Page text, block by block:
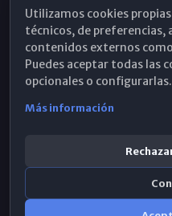
Utilizamos cookies
técnicos, de
contenidos externos
Puedes aceptar todas las
opcionales o configurarlas.
Más información